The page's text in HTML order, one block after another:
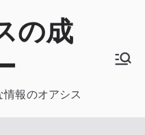
の成
報のオアシス